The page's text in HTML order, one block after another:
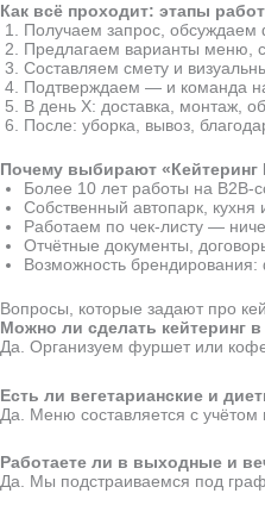
Как всё проходит: этапы
Получаем запрос,
Предлагаем варианты меню,
Составляем смету и
Подтверждаем — и команда
В день Х: доставка, монтаж,
После: уборка, вывоз,
Почему выбирают «Кейтеринг
Более 10 лет работы на B2B-
Собственный автопарк, кухня
Работаем по чек-листу —
Отчётные документы,
Возможность брендирования:
Вопросы, которые задают про
Можно ли сделать кейтеринг
Да. Организуем фуршет или
Есть ли вегетарианские и
Да. Меню составляется с учётом
Работаете ли в выходные и
Да. Мы подстраиваемся под